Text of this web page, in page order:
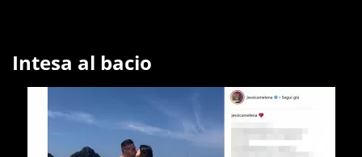
Intesa al bacio